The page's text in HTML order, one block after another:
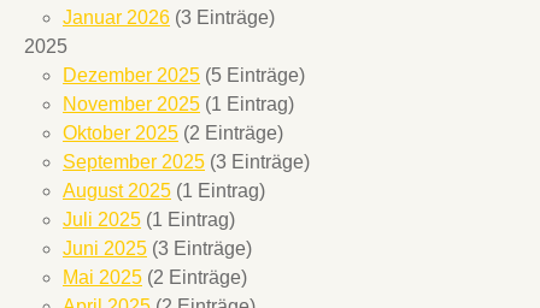
Januar 2026 (3 Einträge)
2025
Dezember 2025 (5 Einträge)
November 2025 (1 Eintrag)
Oktober 2025 (2 Einträge)
September 2025 (3 Einträge)
August 2025 (1 Eintrag)
Juli 2025 (1 Eintrag)
Juni 2025 (3 Einträge)
Mai 2025 (2 Einträge)